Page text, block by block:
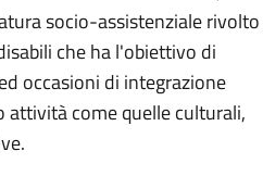
socio-assistenziale
che ha l'obiettivo di
occasioni di integrazione
attività come quelle culturali,